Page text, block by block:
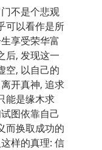
不是个悲观
可以看作是所
享受荣华富
后, 发现这一
空, 以自己的
开真神, 追求
能是缘木求
图依靠自己
而换取成功的
样的真理: 信